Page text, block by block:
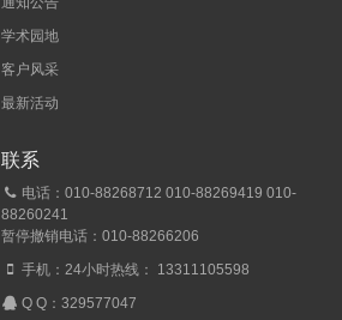
学术园地
客户风采
最新活动
联系
电话：010-88268712 010-88269419 010-
88260241
暂停撤销电话：010-88266206
手机：24小时热线： 13311105598
Q Q：329577047